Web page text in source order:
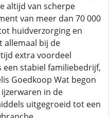
altijd van scherpe
van meer dan 70 000
huidverzorging en
allemaal bij de
extra voordeel
stabiel familiebedrijf,
Goedkoop Wat begon
in de
uitgegroeid tot een